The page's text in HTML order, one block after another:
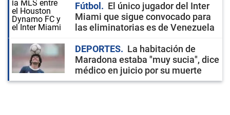
Fútbol
El único jugador del Inter
Miami que sigue convocado para
las eliminatorias es de Venezuela
DEPORTES
La habitación de
Maradona estaba "muy sucia", dice
médico en juicio por su muerte